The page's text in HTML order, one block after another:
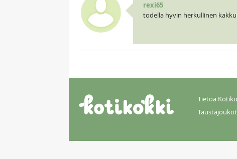
rexi65
todella hyvin herkullinen
Tietoa